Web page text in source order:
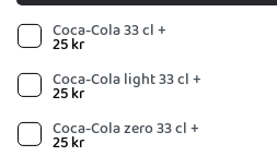
Coca-Cola 33 cl +
25kr
Coca-Cola light 33 cl +
25kr
Coca-Cola zero 33 cl +
25kr